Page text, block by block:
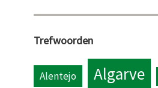
Trefwoorden
Alentejo Algarve